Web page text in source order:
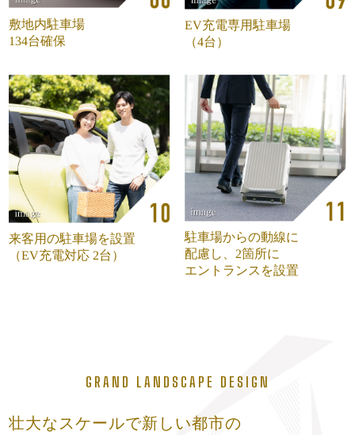
敷地内駐車場
134台確保
EV充電専用駐車場
（4台）
来客用の駐車場を設置
（EV充電対応 2台）
駐車場からの動線に
配慮し、 2箇所に
エントランスを設置
GRAND LANDSCAPE DESIGN
壮大なスケールで新しい都市の